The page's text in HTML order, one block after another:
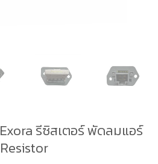
รีซิสเตอร์ พัดลมแอร์